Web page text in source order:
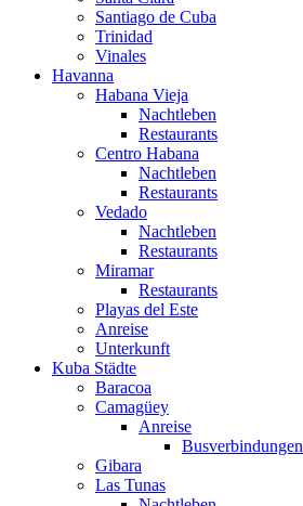
Santiago de Cuba
Trinidad
Vinales
Havanna
Habana Vieja
Nachtleben
Restaurants
Centro Habana
Nachtleben
Restaurants
Vedado
Nachtleben
Restaurants
Miramar
Restaurants
Playas del Este
Anreise
Unterkunft
Kuba Städte
Baracoa
Camagüey
Anreise
Busverbindungen
Gibara
Las Tunas